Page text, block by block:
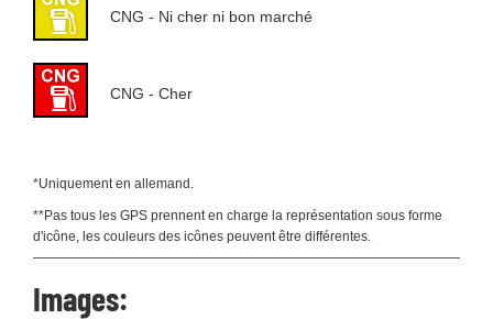
CNG - Ni cher ni bon marché
CNG - Cher
*Uniquement en allemand.
**Pas tous les GPS prennent en charge la représentation sous forme
d'icône, les couleurs des icônes peuvent être différentes.
Images: